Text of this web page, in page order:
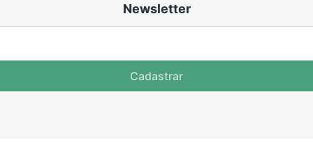
Newsletter
Cadastrar